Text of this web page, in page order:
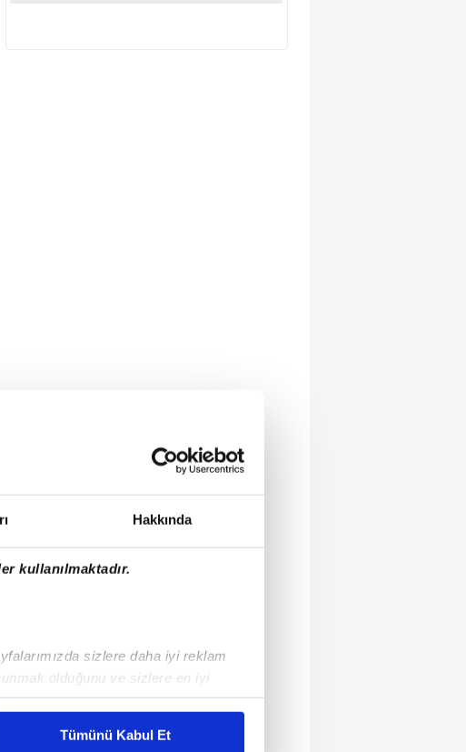
Hakkında
kullanılmaktadır.
sizlere daha iyi reklam
olduğunu ve sizlere en iyi
maliyetlerimizi karşılamak
Tümünü Kabul Et